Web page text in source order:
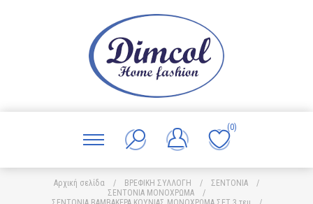
(0)
Αρχική σελίδα / ΒΡΕΦΙΚΗ ΣΥΛΛΟΓΗ / ΣΕΝΤΟΝΙΑ
/
ΣΕΝΤΟΝΙΑ ΜΟΝΟΧΡΩΜΑ
/